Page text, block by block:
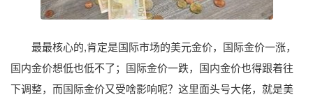
最最核心的,肯定是国际市场的美元金价，国际金价一涨，
国内金价想低也低不了；国际金价一跌，国内金价也得跟着往
下调整，而国际金价又受啥影响呢？这里面头号大佬，就是美